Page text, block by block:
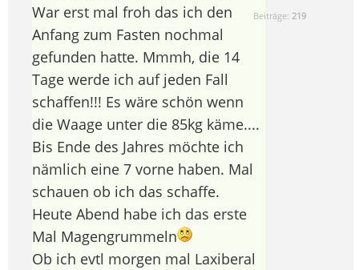
Beiträge: 219
War erst mal froh das ich den
Anfang zum Fasten nochmal
gefunden hatte. Mmmh, die 14
Tage werde ich auf jeden Fall
schaffen!!! Es wäre schön wenn
die Waage unter die 85kg käme....
Bis Ende des Jahres möchte ich
nämlich eine 7 vorne haben. Mal
schauen ob ich das schaffe.
Heute Abend habe ich das erste
Mal Magengrummeln
Ob ich evtl morgen mal Laxiberal